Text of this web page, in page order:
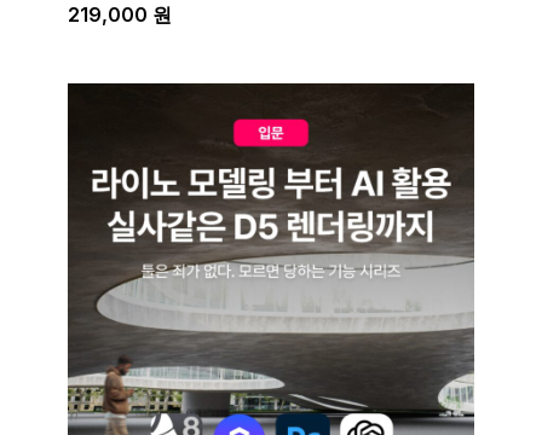
219,000 원